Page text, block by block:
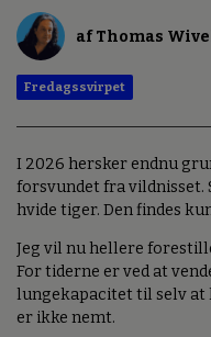
af Thomas
Fredagssvirpet
I 2026 hersker endnu
forsvundet fra vildnisset.
hvide tiger. Den findes
Jeg vil nu hellere
For tiderne er ved at
lungekapacitet til selv at
er ikke nemt.